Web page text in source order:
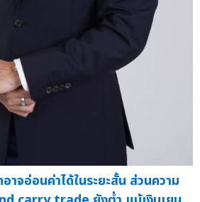
าจอ่อนค่าได้ในระยะสั้น ส่วนความ